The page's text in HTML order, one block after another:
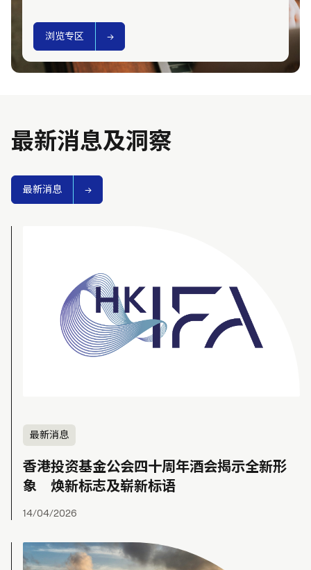
浏览专区
最新消息及洞察
最新消息
最新消息
香港投资基金公会四十周年酒会揭示全新形
象 焕新标志及崭新标语
14/04/2026